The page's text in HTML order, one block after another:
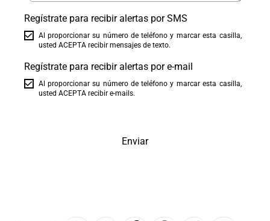
Regístrate para recibir alertas por SMS
Al proporcionar su número de teléfono y marcar esta casilla,
usted ACEPTA recibir mensajes de texto.
Regístrate para recibir alertas por e-mail
Al proporcionar su número de teléfono y marcar esta casilla,
usted ACEPTA recibir e-mails.
Enviar